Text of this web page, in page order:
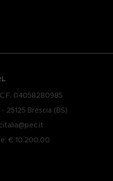
0​4058280985
25125 Brescia (BS)
€ 10.200,00